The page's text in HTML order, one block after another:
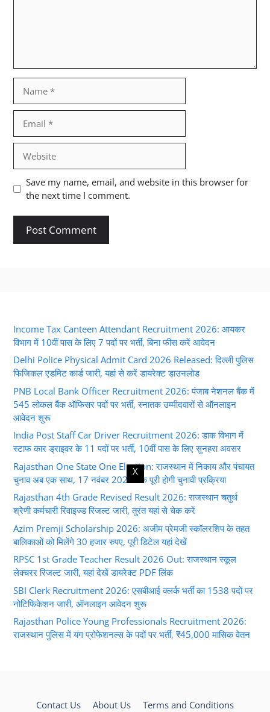
Save my name, email, and website in this browser for
the next time I comment.
Income Tax Canteen Attendant Recruitment 2026: आयकर
विभाग में 10वीं पास के लिए 7 पदों पर भर्ती, बिना फीस करें आवेदन
Delhi Police Physical Admit Card 2026 Released: दिल्ली पुलिस
फिजिकल एडमिट कार्ड जारी, यहां से करें डायरेक्ट डाउनलोड
PNB Local Bank Officer Recruitment 2026: पंजाब नेशनल बैंक में
545 लोकल बैंक ऑफिसर पदों पर भर्ती, स्नातक उम्मीदवारों से ऑनलाइन
आवेदन शुरू
India Post Staff Car Driver Recruitment 2026: डाक विभाग में
स्टाफ कार ड्राइवर के 11 पदों पर भर्ती, 10वीं पास के लिए सुनहरा अवसर
Rajasthan One State One Election: राजस्थान में निकाय और पंचायत
चुनाव अब एक साथ, 17 नवंबर 2026 तक पूरी होगी चुनावी प्रक्रिया
Rajasthan 4th Grade Revised Result 2026: राजस्थान चतुर्थ
श्रेणी कर्मचारी रिवाइज्ड रिजल्ट जारी, तुरंत यहां से चेक करें
Azim Premji Scholarship 2026: अजीम प्रेमजी स्कॉलरशिप के तहत
बालिकाओं को मिलेंगे 30 हजार रुपए, पूरी डिटेल यहां देखें
RPSC 1st Grade Teacher Result 2026 Out: राजस्थान स्कूल
लेक्चरर रिजल्ट जारी, यहां देखें डायरेक्ट PDF लिंक
SBI Clerk Recruitment 2026: एसबीआई क्लर्क भर्ती का 1538 पदों पर
नोटिफिकेशन जारी, ऑनलाइन आवेदन शुरू
Rajasthan Police Young Professionals Recruitment 2026:
राजस्थान पुलिस में यंग प्रोफेशनल्स के पदों पर भर्ती, ₹45,000 मासिक वेतन
Contact Us About Us Terms and Conditions
X